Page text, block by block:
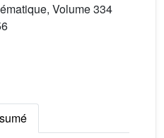
Volume 334